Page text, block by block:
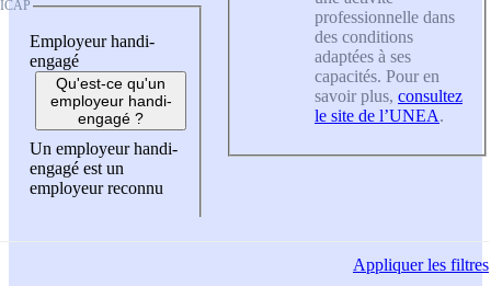
Employeur handi-
engagé
Qu'est-ce qu'un
employeur handi-
engagé ?
Un employeur handi-
engagé est un
employeur reconnu
professionnelle dans
des conditions
adaptées à ses
capacités. Pour en
savoir plus, consultez
le site de l’UNEA.
Appliquerles filtres